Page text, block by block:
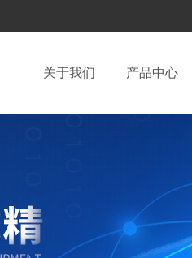
关于我们 产品中心